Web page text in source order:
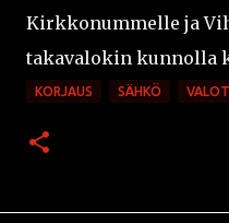
Kirkkonummelle ja
takavalokin kunnolla
KORJAUS SÄHKÖ VALOT